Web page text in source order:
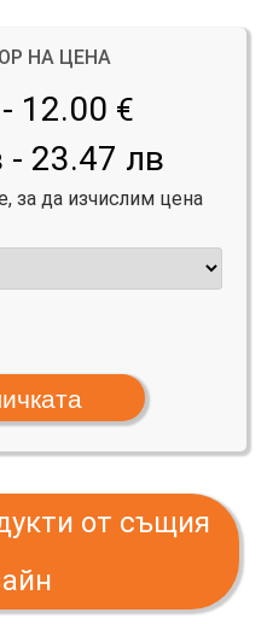
НА ЦЕНА
12.00 €
- 23.47 лв
за да изчислим цена
от същия